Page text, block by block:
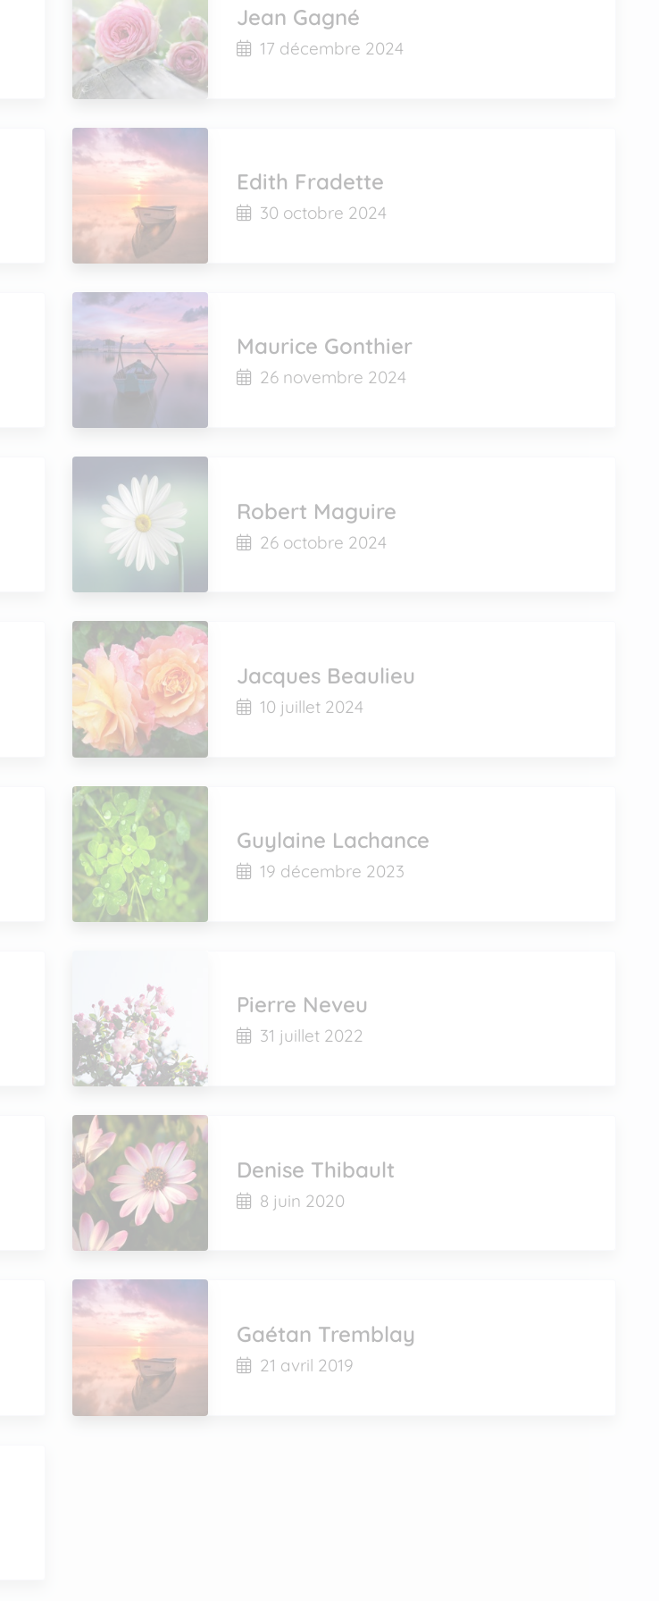
Jean Gagné
17 décembre 2024
Edith Fradette
30 octobre 2024
Maurice Gonthier
26 novembre 2024
Robert Maguire
26 octobre 2024
Jacques Beaulieu
10 juillet 2024
Guylaine Lachance
19 décembre 2023
Pierre Neveu
31 juillet 2022
Denise Thibault
8 juin 2020
Gaétan Tremblay
21 avril 2019